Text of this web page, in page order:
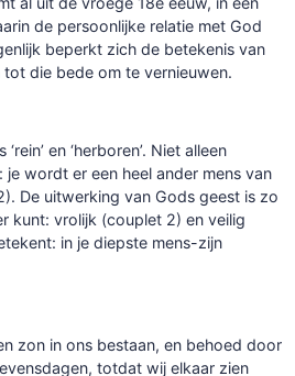
de persoonlijke relatie met God
beperkt zich de betekenis van
die bede om te vernieuwen.
en ‘herboren’. Niet alleen
wordt er een heel ander mens van
De uitwerking van Gods geest is zo
kunt: vrolijk (couplet 2) en veilig
in je diepste mens-zijn
zon in ons bestaan, en behoed door
totdat wij elkaar zien